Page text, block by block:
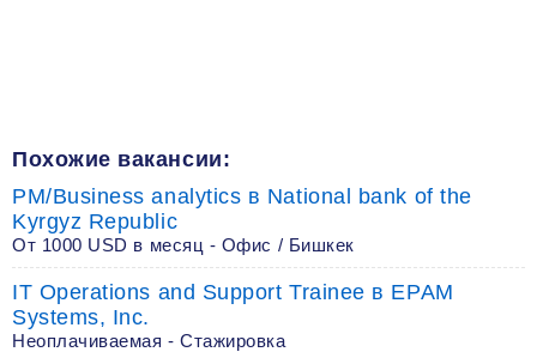
Похожие вакансии:
PM/Business analytics в National bank of the
Kyrgyz Republic
От 1000 USD в месяц - Офис / Бишкек
IT Operations and Support Trainee в EPAM
Systems, Inc.
Неоплачиваемая - Стажировка